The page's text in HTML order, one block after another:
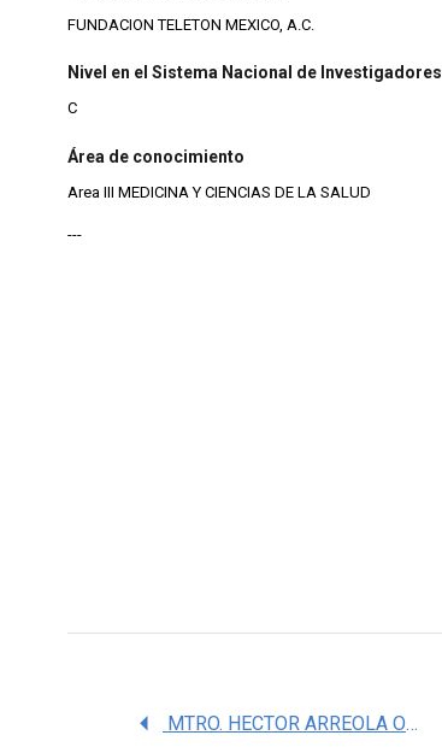
FUNDACION TELETON MEXICO, A.C.
Nivel en el Sistema Nacional de Investigadores
C
Área de conocimiento
Area III MEDICINA Y CIENCIAS DE LA SALUD
---
MTRO. HECTOR ARREOLA ORNELAS